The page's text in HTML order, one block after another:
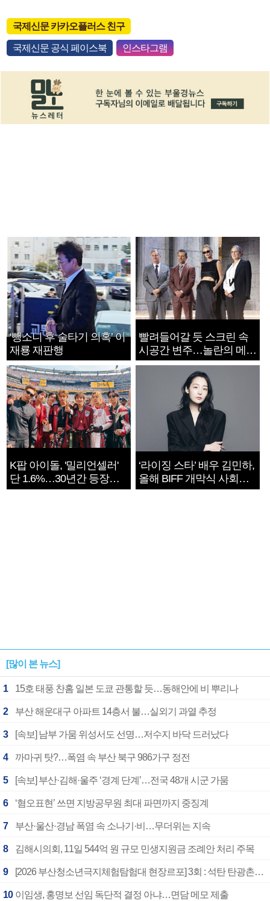
국제신문 카카오플러스 친구
국제신문 공식 페이스북 인스타그램
‘뺑소니 후 술타기 의혹’ 이
재룡 재판행
빨려들어갈 듯 스크린 속
시공간 변주…놀란의 메시
지는 ‘전쟁 속죄’
K팝 아이돌, '밀리언셀러'
단 1.6%…30년간 등장
1182개팀 전수조사
‘라이징 스타’ 배우 김민하,
올해 BIFF 개막식 사회자
확정
[많이 본 뉴스]
1 15호 태풍 찬홈 일본 도쿄 관통할 듯…동해안에 비 뿌리나
2 부산 해운대구 아파트 14층서 불…실외기 과열 추정
3 [속보] 남부 가뭄 위성서도 선명…저수지 바닥 드러났다
4 까마귀 탓?…폭염 속 부산 북구 986가구 정전
5 [속보] 부산·김해·울주 ‘경계 단계’…전국 48개 시군 가뭄
6 ‘혐오표현’ 쓰면 지방공무원 최대 파면까지 중징계
7 부산·울산·경남 폭염 속 소나기·비…무더위는 지속
8 김해시의회, 11일 544억 원 규모 민생지원금 조례안 처리 주목
9 [2026 부산청소년극지체험탐험대 현장르포] 3회 : 석탄 탄광촌에서 북극 연구의 중심지로
10 이임생, 홍명보 선임 독단적 결정 아냐…면담 메모 제출